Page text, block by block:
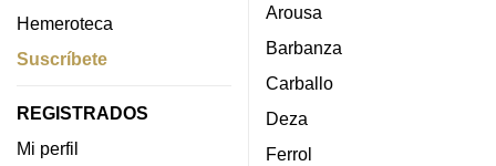
Hemeroteca
Suscríbete
REGISTRADOS
Mi perfil
Arousa
Barbanza
Carballo
Deza
Ferrol